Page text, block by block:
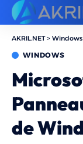
AKRIL.NET> Windows
WINDOWS
de